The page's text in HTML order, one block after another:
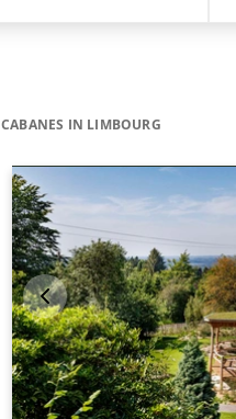
CABANES IN LIMBOURG